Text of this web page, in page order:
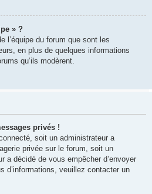
» ?
l’équipe du forum que sont les
en plus de quelques informations
qu’ils modèrent.
privés !
soit un administrateur a
privée sur le forum, soit un
a décidé de vous empêcher d’envoyer
d’informations, veuillez contacter un